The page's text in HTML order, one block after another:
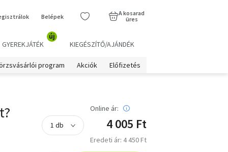
Belépek
A kosarad
üres
GYEREKJÁTÉK
új
KIEGÉSZÍTŐ/AJÁNDÉK
program Akciók Előfizetés
Online ár:
4 005 Ft
Eredeti ár: 4 450 Ft